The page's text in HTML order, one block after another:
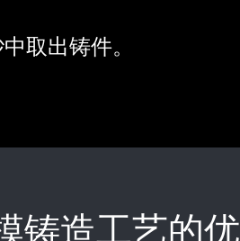
取出铸件。
铸造工艺的